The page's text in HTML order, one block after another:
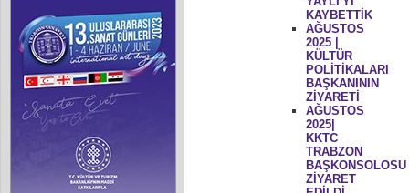
KAYBETTİK
AĞUSTOS
2025 |
KÜLTÜR
POLİTİKALARI
BAŞKANININ
ZİYARETİ
AĞUSTOS
2025|
KKTC
TRABZON
BAŞKONSOLOSU
ZİYARET